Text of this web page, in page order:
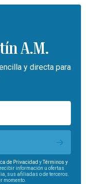
A.M.
y directa para
de Privacidad yTérminos y
información u ofertas
sus afiliadas o de terceros.
momento.